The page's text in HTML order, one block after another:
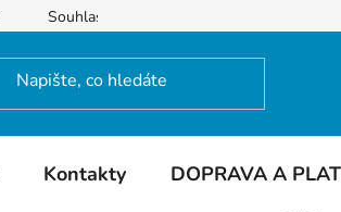
Souhlas se zpracováním osobních údajů
Kontakty DOPRAVA A